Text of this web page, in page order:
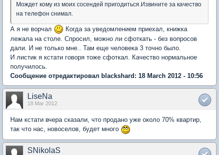
Мождет кому из моих сосендей пригодиться.Извините за качество
на телефон снимал.
А я не ворчал
Когда за уведомлением приехал, книжка
лежала на столе. Спросил, можно ли сфоткать - без вопросов
дали. И не только мне.. Там еще человека 3 точно было.
И листик я кстати говоря тоже сфоткал. Качество нормальное
получилось.
Сообщение отредактировал blackshard: 18 March 2012 - 10:56
LiseNa
18 Mar 2012
Нам кстати вчера сказали, что продано уже около 70% квартир,
так что нас, новоселов, будет много
SNikolaS